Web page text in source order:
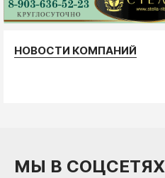
НОВОСТИ КОМПАНИЙ
МЫ В СОЦСЕТЯХ